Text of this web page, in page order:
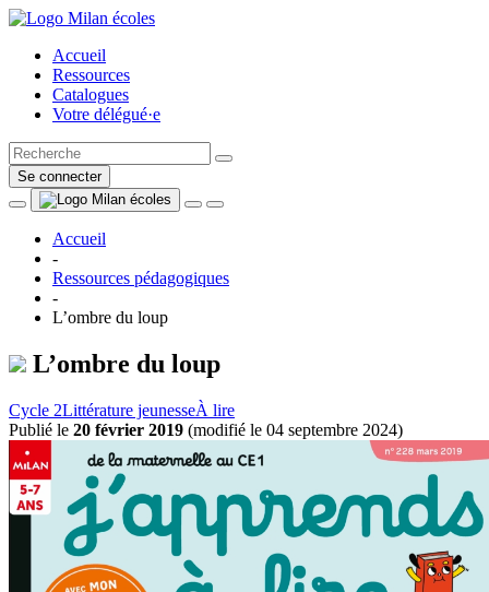
Accueil
Ressources
Catalogues
Votre délégué·e
Se connecter
Accueil
-
Ressources pédagogiques
-
L’ombre du loup
L’ombre du loup
Cycle 2Littérature jeunesseÀ lire
Publié le 20 février 2019 (modifié le 04 septembre 2024)